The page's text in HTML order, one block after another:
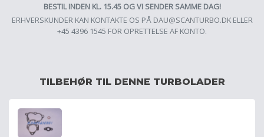
BESTIL INDEN KL. 15.45 OG VI SENDER SAMME DAG!
ERHVERSKUNDER KAN KONTAKTE OS PÅ DAU@SCANTURBO.DKELLER
+45 4396 1545 FOR OPRETTELSE AF KONTO.
TILBEHØR TIL DENNE TURBOLADER